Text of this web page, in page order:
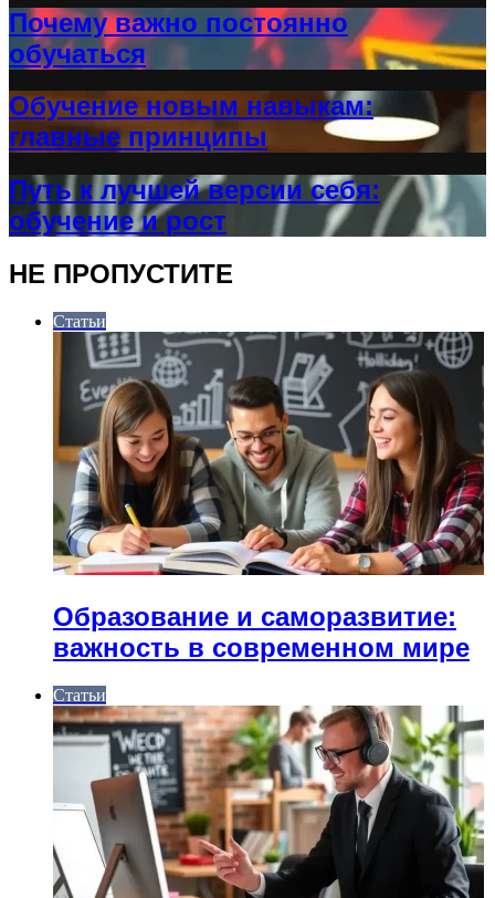
Почему важно постоянно
обучаться
Обучение новым навыкам:
главные принципы
Путь к лучшей версии себя:
обучение и рост
НЕ ПРОПУСТИТЕ
Статьи
Образование и саморазвитие:
важность в современном мире
Статьи